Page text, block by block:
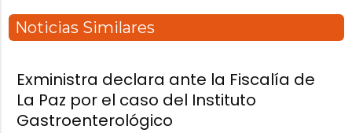
Noticias Similares
Exministra declara ante la Fiscalía de
La Paz por el caso del Instituto
Gastroenterológico